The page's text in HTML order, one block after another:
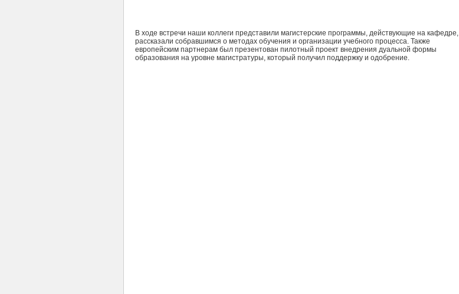
В ходе встречи наши коллеги представили магистерские программы, действующие на кафедре,
рассказали собравшимся о методах обучения и организации учебного процесса. Также
европейским партнерам был презентован пилотный проект внедрения дуальной формы
образования на уровне магистратуры, который получил поддержку и одобрение.